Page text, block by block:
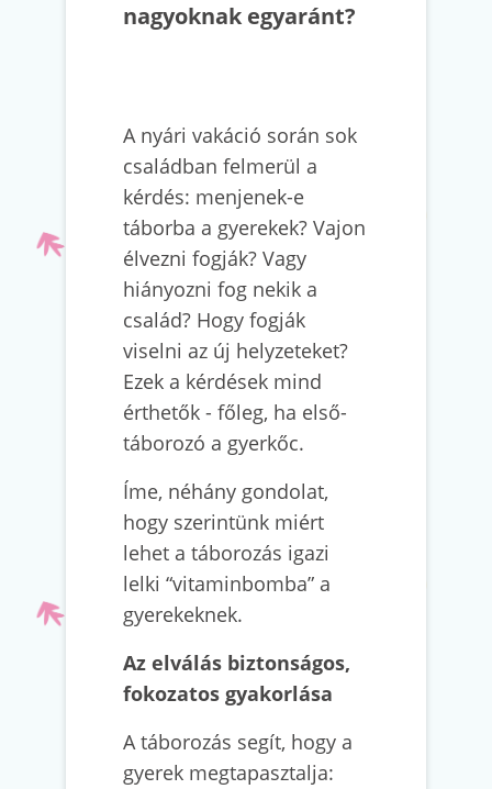
nagyoknak egyaránt?
A nyári vakáció során sok
családban felmerül a
kérdés: menjenek-e
táborba a gyerekek? Vajon
élvezni fogják? Vagy
hiányozni fog nekik a
család? Hogy fogják
viselni az új helyzeteket?
Ezek a kérdések mind
érthetők - főleg, ha első-
táborozó a gyerkőc.
Íme, néhány gondolat,
hogy szerintünk miért
lehet a táborozás igazi
lelki “vitaminbomba” a
gyerekeknek.
Az elválás biztonságos,
fokozatos gyakorlása
A táborozás segít, hogy a
gyerek megtapasztalja: